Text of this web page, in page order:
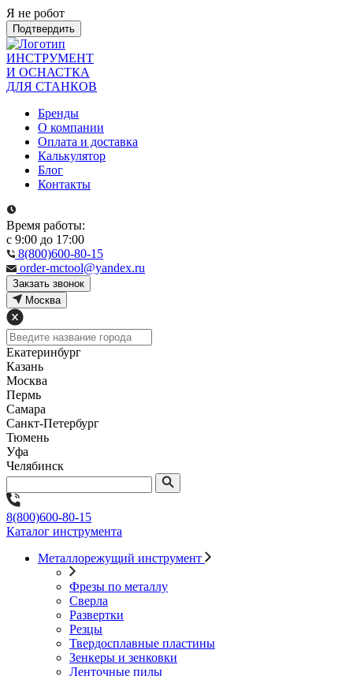
Я не робот
Подтвердить
ИНСТРУМЕНТ
И ОСНАСТКА
ДЛЯ СТАНКОВ
Бренды
О компании
Оплата и доставка
Калькулятор
Блог
Контакты
Время работы:
с 9:00 до 17:00
8(800)600-80-15
order-mctool@yandex.ru
Закзать звонок
Москва
Екатеринбург
Казань
Москва
Пермь
Самара
Санкт-Петербург
Тюмень
Уфа
Челябинск
8(800)600-80-15
Каталог инструмента
Металлорежущий инструмент
Фрезы по металлу
Сверла
Развертки
Резцы
Твердосплавные пластины
Зенкеры и зенковки
Ленточные пилы